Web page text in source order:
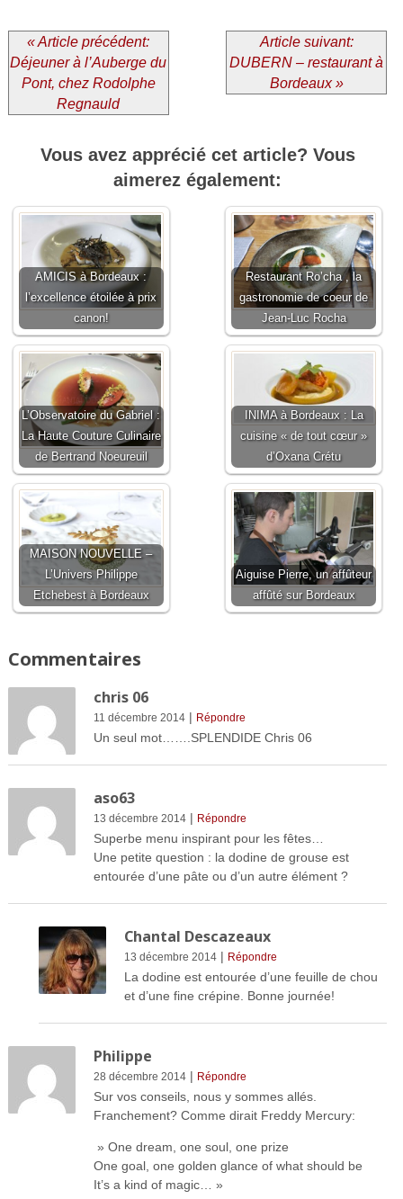
« Article précédent:
Déjeuner à l’Auberge du
Pont, chez Rodolphe
Regnauld
Article suivant:
DUBERN – restaurant à
Bordeaux »
Vous avez apprécié cet article? Vous
aimerez également:
AMICIS à Bordeaux :
l’excellence étoilée à prix
canon!
Restaurant Ro’cha , la
gastronomie de coeur de
Jean-Luc Rocha
L’Observatoire du Gabriel :
La Haute Couture Culinaire
de Bertrand Noeureuil
INIMA à Bordeaux : La
cuisine « de tout cœur »
d’Oxana Crétu
MAISON NOUVELLE –
L’Univers Philippe
Etchebest à Bordeaux
Aiguise Pierre, un affûteur
affûté sur Bordeaux
Commentaires
chris 06
11 décembre 2014| Répondre
Un seul mot…….SPLENDIDE Chris 06
aso63
13 décembre 2014| Répondre
Superbe menu inspirant pour les fêtes…
Une petite question : la dodine de grouse est
entourée d’une pâte ou d’un autre élément ?
Chantal Descazeaux
13 décembre 2014| Répondre
La dodine est entourée d’une feuille de chou
et d’une fine crépine. Bonne journée!
Philippe
28 décembre 2014| Répondre
Sur vos conseils, nous y sommes allés.
Franchement? Comme dirait Freddy Mercury:
» One dream, one soul, one prize
One goal, one golden glance of what should be
It’s a kind of magic… »